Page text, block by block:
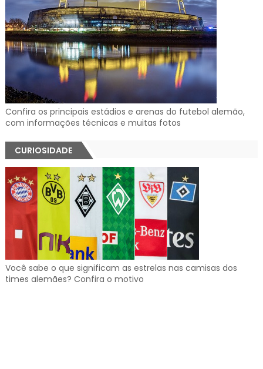
Confira os principais estádios e arenas do futebol alemão,
com informações técnicas e muitas fotos
CURIOSIDADE
Você sabe o que significam as estrelas nas camisas dos
times alemães? Confira o motivo